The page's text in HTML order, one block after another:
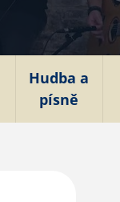
Hudba a
písně